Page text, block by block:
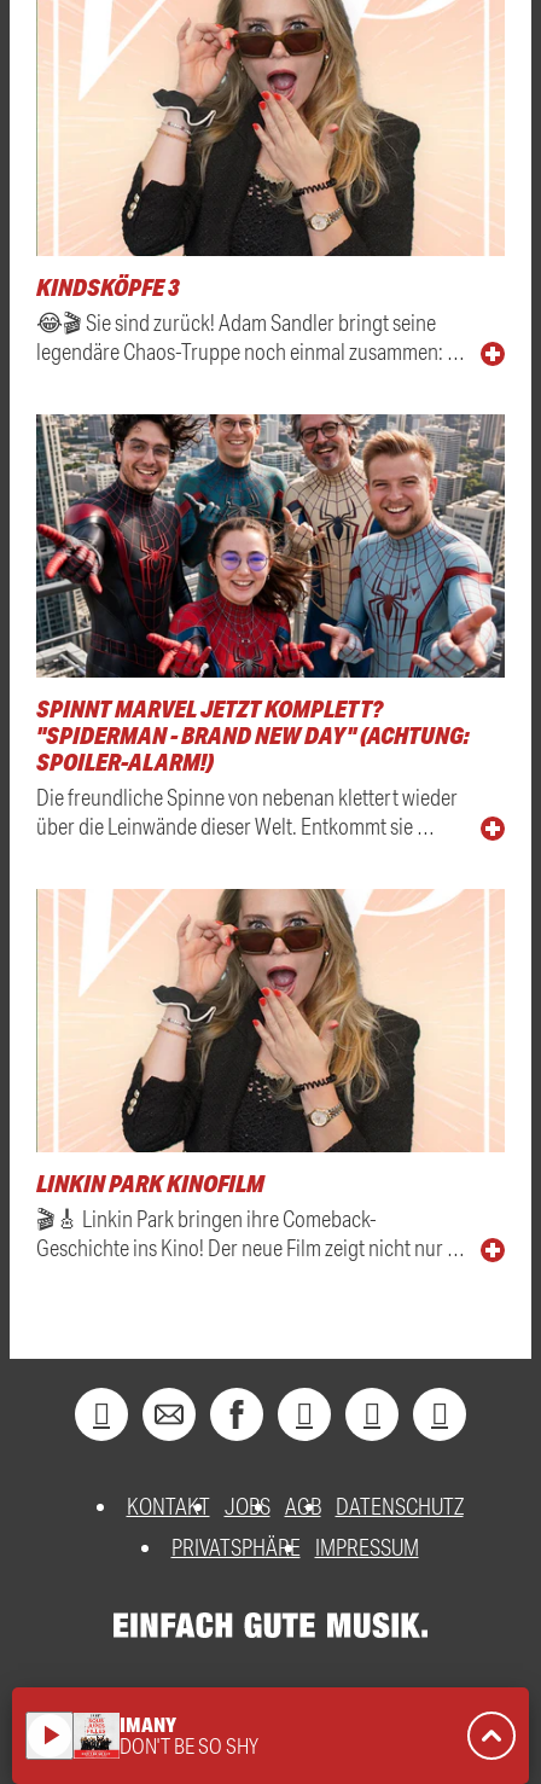
KINDSKÖPFE 3
😂🎬 Sie sind zurück! Adam Sandler bringt seine
legendäre Chaos-Truppe noch einmal zusammen: …
SPINNT MARVEL JETZT KOMPLETT?
"SPIDERMAN - BRAND NEW DAY" (ACHTUNG:
SPOILER-ALARM!)
Die freundliche Spinne von nebenan klettert wieder
über die Leinwände dieser Welt. Entkommt sie …
LINKIN PARK KINOFILM
🎬🎸 Linkin Park bringen ihre Comeback-
Geschichte ins Kino! Der neue Film zeigt nicht nur …
KONTAKT JOBS AGB DATENSCHUTZ
PRIVATSPHÄRE
IMPRESSUM
play_arrow IMANY
DON'T BE SO SHY